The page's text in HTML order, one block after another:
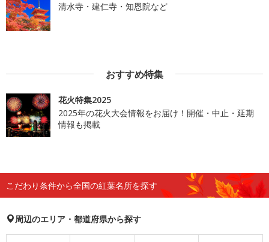
清水寺・建仁寺・知恩院など
おすすめ特集
花火特集2025
2025年の花火大会情報をお届け！開催・中止・延期
情報も掲載
こだわり条件から全国の紅葉名所を探す
周辺のエリア・都道府県から探す